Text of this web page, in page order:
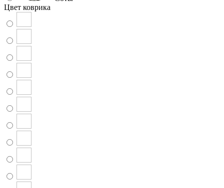
Цвет коврика